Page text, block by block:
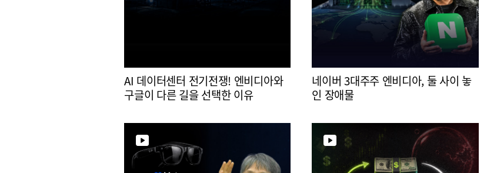
AI 데이터센터 전기전쟁! 엔비디아와
구글이 다른 길을 선택한 이유
네이버 3대주주 엔비디아, 둘 사이 놓
인 장애물